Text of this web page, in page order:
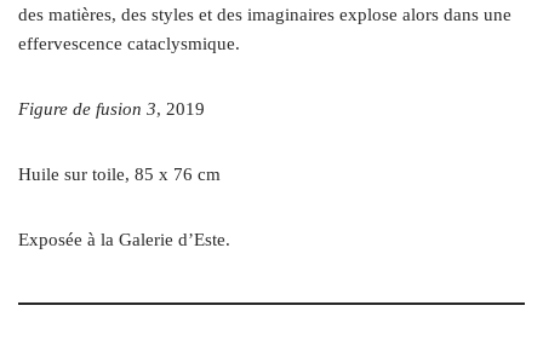
des matières, des styles et des imaginaires explose alors dans une
effervescence cataclysmique.
Figure de fusion 3, 2019
Huile sur toile, 85 x 76 cm
Exposée à la Galerie d’Este.